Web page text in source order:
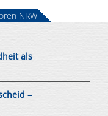
als
–
NRW